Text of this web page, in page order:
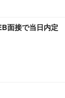
面接で当日内定